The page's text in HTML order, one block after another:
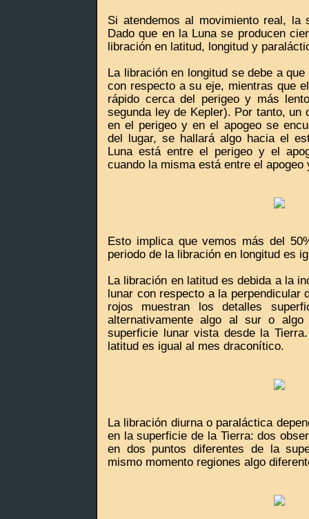
Si atendemos al movimiento real, la
Dado que en la Luna se producen
libración en latitud, longitud y
La libración en longitud se debe a
con respecto a su eje, mientras que
rápido cerca del perigeo y más
segunda ley de Kepler). Por tanto, un
en el perigeo y en el apogeo se
del lugar, se hallará algo hacia el
Luna está entre el perigeo y el
cuando la misma está entre el apogeo
Esto implica que vemos más del
periodo de la libración en longitud es
La libración en latitud es debida a la
lunar con respecto a la perpendicular
rojos muestran los detalles
alternativamente algo al sur o
superficie lunar vista desde la
latitud es igual al mes draconítico.
La libración diurna o paraláctica
en la superficie de la Tierra: dos
en dos puntos diferentes de la
mismo momento regiones algo